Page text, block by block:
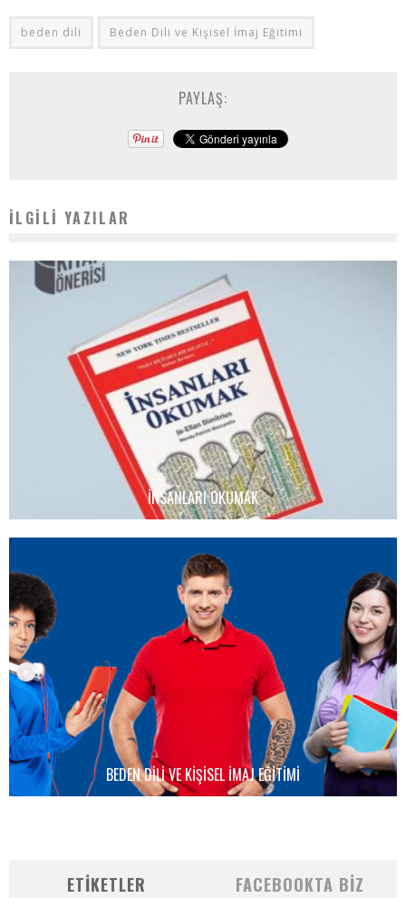
beden dili Beden Dili ve Kişisel İmaj Eğitimi
PAYLAŞ:
İLGILI YAZILAR
İNSANLARI OKUMAK
BEDEN DILI VE KIŞISEL İMAJ EĞITIMI
ETIKETLER FACEBOOKTA BIZ